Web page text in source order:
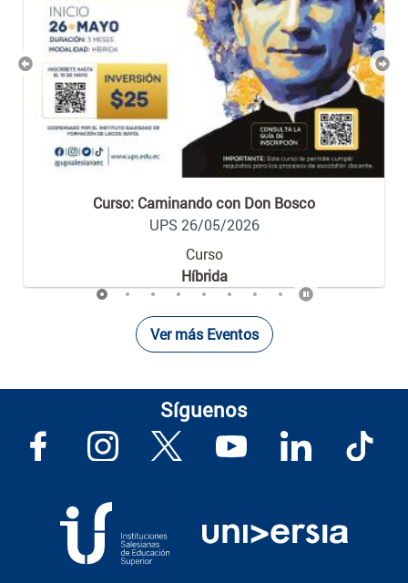
Curso: Caminando con Don Bosco
UPS 26/05/2026
Curso
Híbrida
Previous
Ver más Eventos
Síguenos